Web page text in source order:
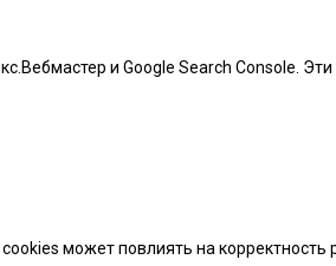
и Google Search Console.
может повлиять на корректность